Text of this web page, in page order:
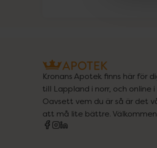
Kronans Apotek finns här för
till Lappland i norr, och online
Oavsett vem du är så är det
att må lite bättre.